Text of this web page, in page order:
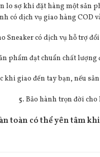
lo sợ khi đặt hàng một sản
có dịch vụ giao hàng COD
Sneaker có dịch vụ hỗ trợ
phẩm đạt chuẩn chất lượng
giao đến tay bạn, nếu
5. Bảo hành trọn đời
toàn có thể yên tâm